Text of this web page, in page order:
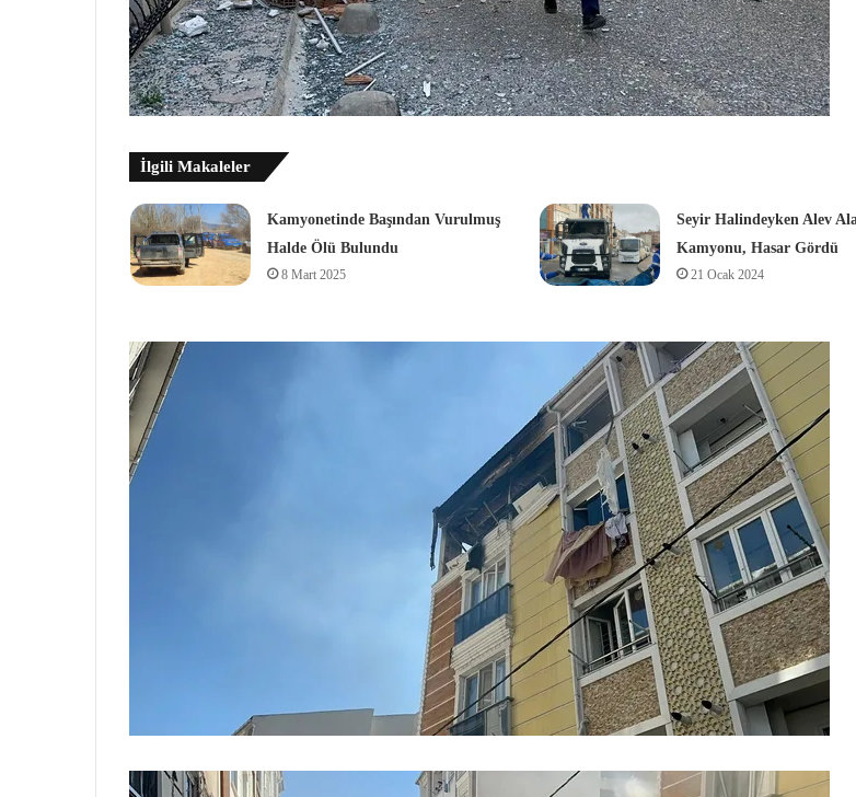
İlgili Makaleler
Kamyonetinde Başından Vurulmuş
Halde Ölü Bulundu
8 Mart 2025
Seyir Halindeyken Alev
Kamyonu, Hasar Gördü
21 Ocak 2024